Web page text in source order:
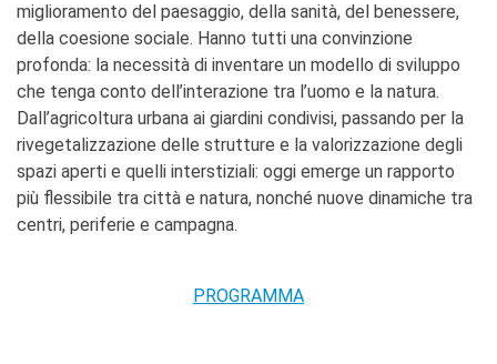
SOSTENERE L'INSTITUT
FRANCAIS ITALIA
Le operazioni
Come sostenere
I Vantaggi
I nostri luoghi
I contatti
I nostri sostenitori
Dialoghi del Farnese
miglioramento del paesaggio, della sanità, del benessere,
della coesione sociale. Hanno tutti una convinzione
profonda: la necessità di inventare un modello di sviluppo
che tenga conto dell’interazione tra l’uomo e la natura.
Dall’agricoltura urbana ai giardini condivisi, passando per la
rivegetalizzazione delle strutture e la valorizzazione degli
spazi aperti e quelli interstiziali: oggi emerge un rapporto
più flessibile tra città e natura, nonché nuove dinamiche tra
centri, periferie e campagna.
PROGRAMMA